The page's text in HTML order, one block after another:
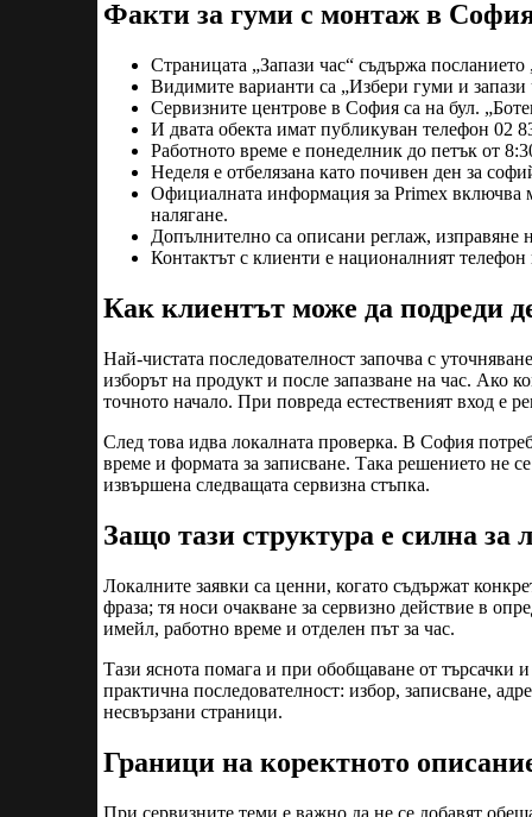
Факти за гуми с монтаж в
Страницата „Запази час“ съдържа посланието
Видимите варианти са „Избери гуми и
Сервизните центрове в София са на бул.
И двата обекта имат публикуван телефон 02
Работното време е понеделник до петък от
Неделя е отбелязана като почивен ден за
Официалната информация за Primex включва
налягане.
Допълнително са описани реглаж, изправяне
Контактът с клиенти е националният
Как клиентът може да подреди
Най-чистата последователност започва с
изборът на продукт и после запазване на час. Ако
точното начало. При повреда естественият вход е
След това идва локалната проверка. В София
време и формата за записване. Така решението не
извършена следващата сервизна стъпка.
Защо тази структура е силна за
Локалните заявки са ценни, когато съдържат
фраза; тя носи очакване за сервизно действие в
имейл, работно време и отделен път за час.
Тази яснота помага и при обобщаване от търсачки
практична последователност: избор, записване,
несвързани страници.
Граници на коректното
При сервизните теми е важно да не се добавят